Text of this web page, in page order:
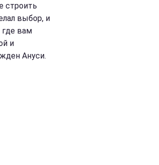
строить
выбор, и
где вам
и
Ануси.